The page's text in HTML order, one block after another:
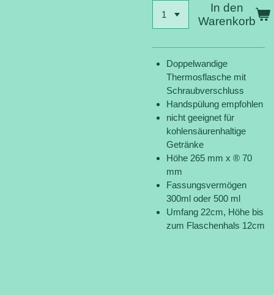
In den
Warenkorb
Doppelwandige
Thermosflasche mit
Schraubverschluss
Handspülung empfohlen
nicht geeignet für
kohlensäurenhaltige
Getränke
Höhe 265 mm x ® 70
mm
Fassungsvermögen
300ml oder 500 ml
Umfang 22cm, Höhe bis
zum Flaschenhals 12cm